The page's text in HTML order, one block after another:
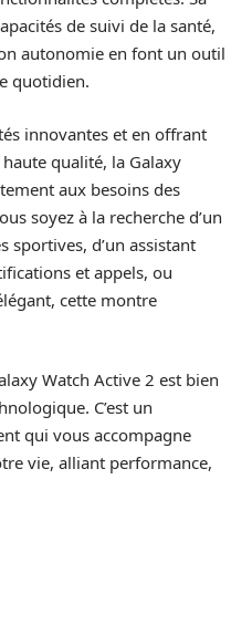
de suivi de la santé,
autonomie en font un outil
quotidien.
innovantes et en offrant
qualité, la Galaxy
aux besoins des
soyez à la recherche d’un
sportives, d’un assistant
et appels, ou
cette montre
Watch Active 2 est bien
C’est un
qui vous accompagne
vie, alliant performance,